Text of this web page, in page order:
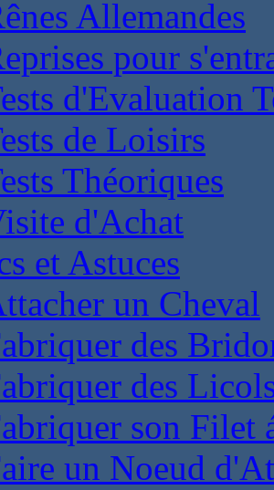
Allemandes
pour
d'Evaluation
de Loisirs
Théoriques
d'Achat
et Astuces
un Cheval
des
des
son Filet
un Noeud